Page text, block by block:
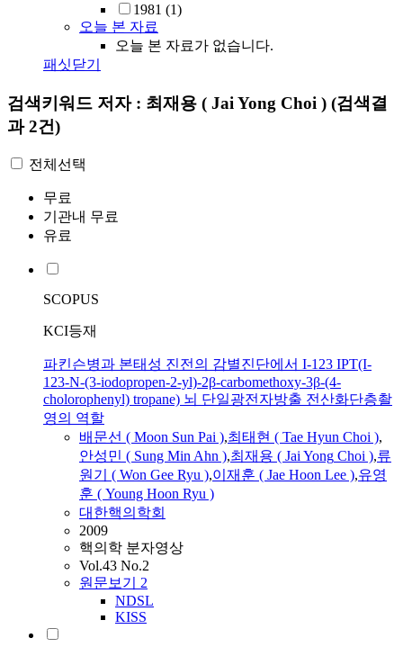
1981 (1)
오늘 본 자료
오늘 본 자료가 없습니다.
패싯닫기
검색키워드 저자 : 최재용 ( Jai Yong Choi ) (검색결
과 2건)
전체선택
무료
기관내 무료
유료
SCOPUS
KCI등재
파킨슨병과 본태성 진전의 감별진단에서 I-123 IPT(I-
123-N-(3-iodopropen-2-yl)-2β-carbomethoxy-3β-(4-
cholorophenyl) tropane) 뇌 단일광전자방출 전산화단층촬
영의 역할
배문선 ( Moon Sun Pai ),최태현 ( Tae Hyun Choi ),
안성민 ( Sung Min Ahn ),최재용 ( JaiYong Choi ),류
원기 ( Won Gee Ryu ),이재훈 ( Jae Hoon Lee ),유영
훈 ( Young Hoon Ryu )
대한핵의학회
2009
핵의학 분자영상
Vol.43 No.2
원문보기 2
NDSL
KISS